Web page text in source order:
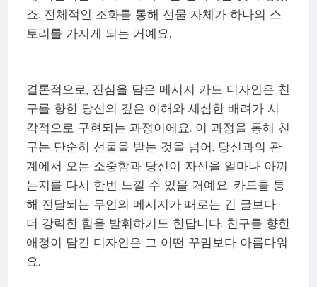
죠. 전체적인 조화를 통해 선물 자체가 하나의 스
토리를 가지게 되는 거예요.
결론적으로, 진심을 담은 메시지 카드 디자인은 친
구를 향한 당신의 깊은 이해와 세심한 배려가 시
각적으로 구현되는 과정이에요. 이 과정을 통해 친
구는 단순히 선물을 받는 것을 넘어, 당신과의 관
계에서 오는 소중함과 당신이 자신을 얼마나 아끼
는지를 다시 한번 느낄 수 있을 거예요. 카드를 통
해 전달되는 무언의 메시지가 때로는 긴 글보다
더 강력한 힘을 발휘하기도 한답니다. 친구를 향한
애정이 담긴 디자인은 그 어떤 꾸밈보다 아름다워
요.